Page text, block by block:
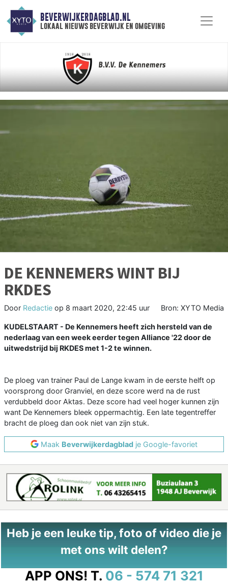
BEVERWIJKERDAGBLAD.NL
lokaal nieuws beverwijk en omgeving
DE KENNEMERS WINT BIJ
RKDES
Door Redactie op 8 maart 2020, 22:45 uur Bron: XYTO Media
KUDELSTAART - De Kennemers heeft zich hersteld van de
nederlaag van een week eerder tegen Alliance '22 door de
uitwedstrijd bij RKDES met 1-2 te winnen.
De ploeg van trainer Paul de Lange kwam in de eerste helft op
voorsprong door Granviel, en deze score werd na de rust
verdubbeld door Aktas. Deze score had veel hoger kunnen zijn
want De Kennemers bleek oppermachtig. Een late tegentreffer
bracht de ploeg dan ook niet van zijn stuk.
Maak Beverwijkerdagblad je Google-favoriet
Heb je een leuke tip, foto of video die je
met ons wilt delen?
APP ONS! T. 06 - 574 71 321